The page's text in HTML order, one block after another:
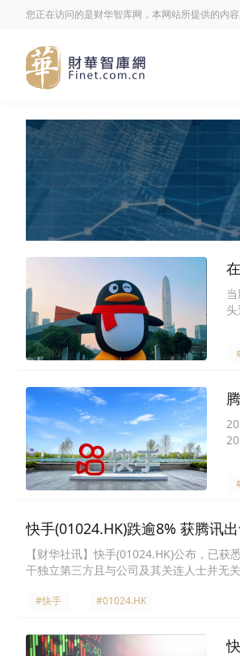
您正在访问的是财华智库网，本网站所提供的内
快手(01024.HK)跌逾8% 获腾讯
【财华社讯】快手(01024.HK)公布，已
干独立第三方且与公司及其关连人士并无
发稿，快手(01024.HK)跌8.83%，报
#快手 #01024.HK